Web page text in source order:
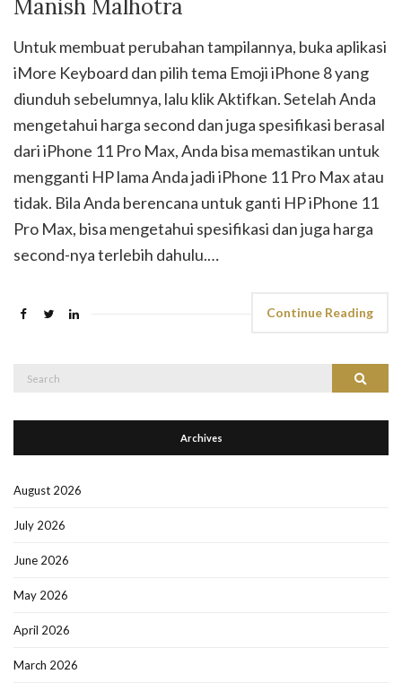
Manish Malhotra
Untuk membuat perubahan tampilannya, buka aplikasi
iMore Keyboard dan pilih tema Emoji iPhone 8 yang
diunduh sebelumnya, lalu klik Aktifkan. Setelah Anda
mengetahui harga second dan juga spesifikasi berasal
dari iPhone 11 Pro Max, Anda bisa memastikan untuk
mengganti HP lama Anda jadi iPhone 11 Pro Max atau
tidak. Bila Anda berencana untuk ganti HP iPhone 11
Pro Max, bisa mengetahui spesifikasi dan juga harga
second-nya terlebih dahulu.…
Continue Reading
Search
Archives
August 2026
July 2026
June 2026
May 2026
April 2026
March 2026